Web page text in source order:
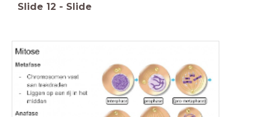
Slide 12 - Slide